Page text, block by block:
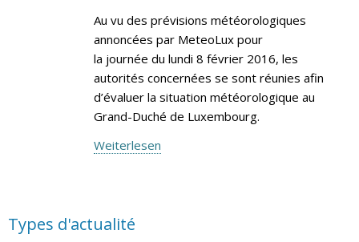
Au vu des prévisions météorologiques
annoncées par MeteoLux pour
la journée du lundi 8 février 2016, les
autorités concernées se sont réunies afin
d’évaluer la situation météorologique au
Grand-Duché de Luxembourg.
Weiterlesen
Types d'actualité